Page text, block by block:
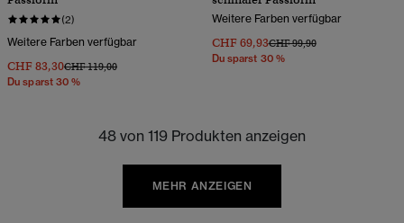
(2)
Weitere Farben verfügbar
CHF 83,30Preis wurde reduziert von
CHF 119,00bis
Du sparst 30 %
Weitere Farben verfügbar
CHF 69,93Preis wurde reduziert von
CHF 99,90bis
Du sparst 30 %
48 von 119 Produkten anzeigen
MEHR ANZEIGEN